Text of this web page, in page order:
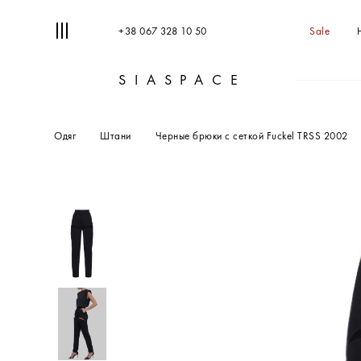
+38 067 328 10 50 Sale
SIASPACE
Одяг Штани Черные брюки с сеткой Fuckel TRSS 2002